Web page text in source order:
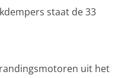
staat de 33
uit het